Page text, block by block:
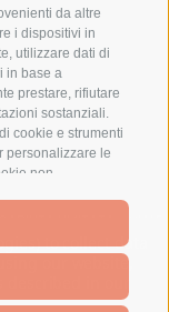
da altre
i dispositivi in
utilizzare dati di
in base a
prestare, rifiutare
sostanziali.
cookie e strumenti
personalizzare le
non
si
Bonifico
Bancario
LIMITATA - VIALE
MILANO - PARTITA IVA
to collect data
using our website,
in our